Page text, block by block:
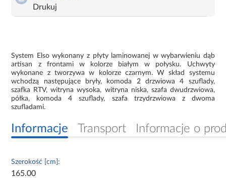
Drukuj
System Elso wykonany z płyty laminowanej w wybarwieniu dąb
artisan z frontami w kolorze białym w połysku. Uchwyty
wykonane z tworzywa w kolorze czarnym. W skład systemu
wchodzą następujące bryły, komoda 2 drzwiowa 4 szuflady,
szafka RTV, witryna wysoka, witryna niska, szafa dwudrzwiowa,
półka, komoda 4 szuflady, szafa trzydrzwiowa z dwoma
szufladami.
Informacje Transport Informacje o
Szerokość [cm]:
165.00